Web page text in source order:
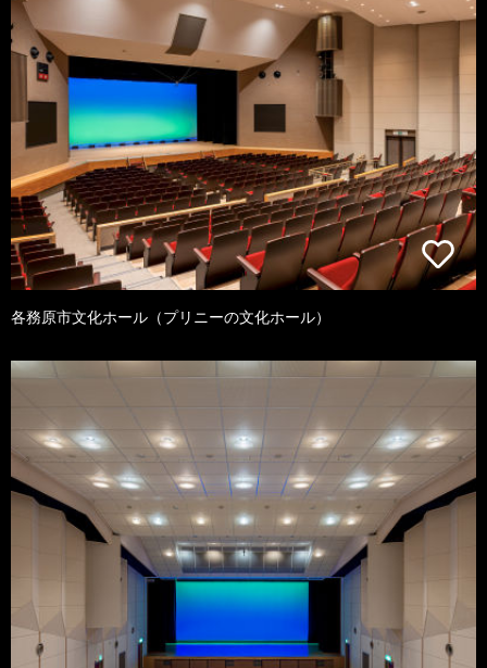
各務原市文化ホール（プリニーの文化ホール）